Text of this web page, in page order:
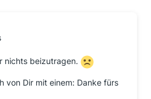
nichts beizutragen.
von Dir mit einem: Danke fürs